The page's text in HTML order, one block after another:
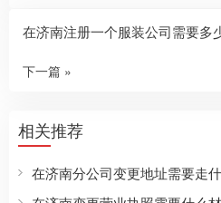
在济南注册一个服装公司需要多
下一篇 »
相关推荐
在济南分公司变更地址需要走